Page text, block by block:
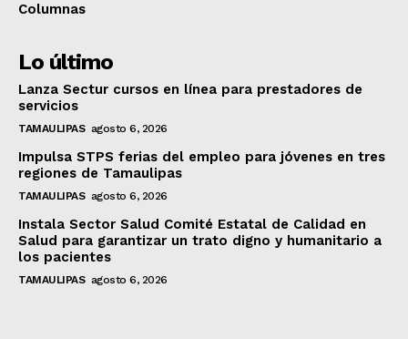
Columnas
Lo último
Lanza Sectur cursos en línea para prestadores de
servicios
TAMAULIPAS agosto 6, 2026
Impulsa STPS ferias del empleo para jóvenes en tres
regiones de Tamaulipas
TAMAULIPAS agosto 6, 2026
Instala Sector Salud Comité Estatal de Calidad en
Salud para garantizar un trato digno y humanitario a
los pacientes
TAMAULIPAS agosto 6, 2026